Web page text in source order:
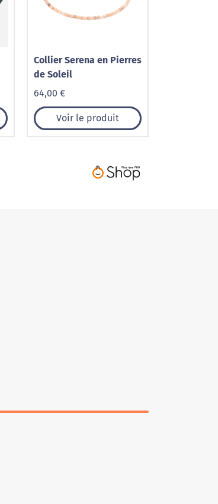
Collier Serena en Pierres
de Soleil
64,00 €
Voir le produit